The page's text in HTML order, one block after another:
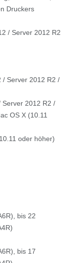
Druckers
/ Server 2012 R2
/ Server 2012 R2 /
Server 2012 R2 /
OS X (10.11
oder höher)
bis 22
bis 17